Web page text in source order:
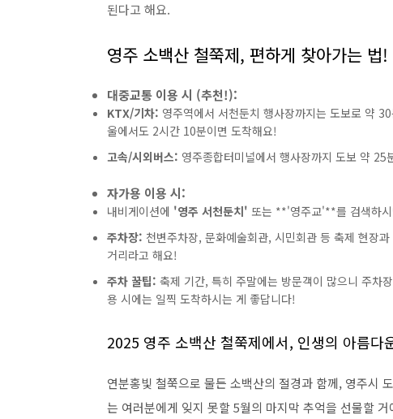
된다고 해요.
영주 소백산 철쭉제, 편하게 찾아가는
대중교통 이용 시 (추천!):
KTX/기차: 영주역에서 서천둔치 행사장까지는 도보로 약
울에서도 2시간 10분이면 도착해요!
고속/시외버스: 영주종합터미널에서 행사장까지 도보 약
자가용 이용 시:
내비게이션에 '영주 서천둔치' 또는 **'영주교'**를 검색하
주차장: 천변주차장, 문화예술회관, 시민회관 등 축제 현장
거리라고 해요!
주차 꿀팁: 축제 기간, 특히 주말에는 방문객이 많으니 주차
용 시에는 일찍 도착하시는 게 좋답니다!
2025 영주 소백산 철쭉제에서, 인생의 아름다
연분홍빛 철쭉으로 물든 소백산의 절경과 함께, 영주시
는 여러분에게 잊지 못할 5월의 마지막 추억을 선물할